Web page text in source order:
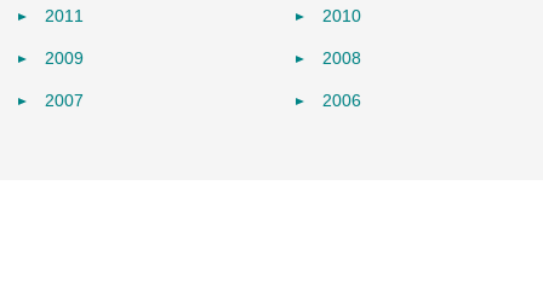
2011 2010
2009 2008
2007 2006